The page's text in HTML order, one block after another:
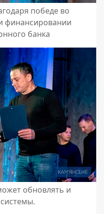
победе во
финансировании
банка
обновлять и